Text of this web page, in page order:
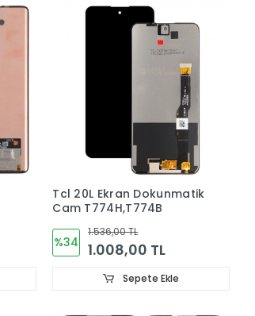
Tcl 20L Ekran Dokunmatik
Cam T774H,T774B
%34
1.536,00 TL
1.008,00 TL
Sepete Ekle